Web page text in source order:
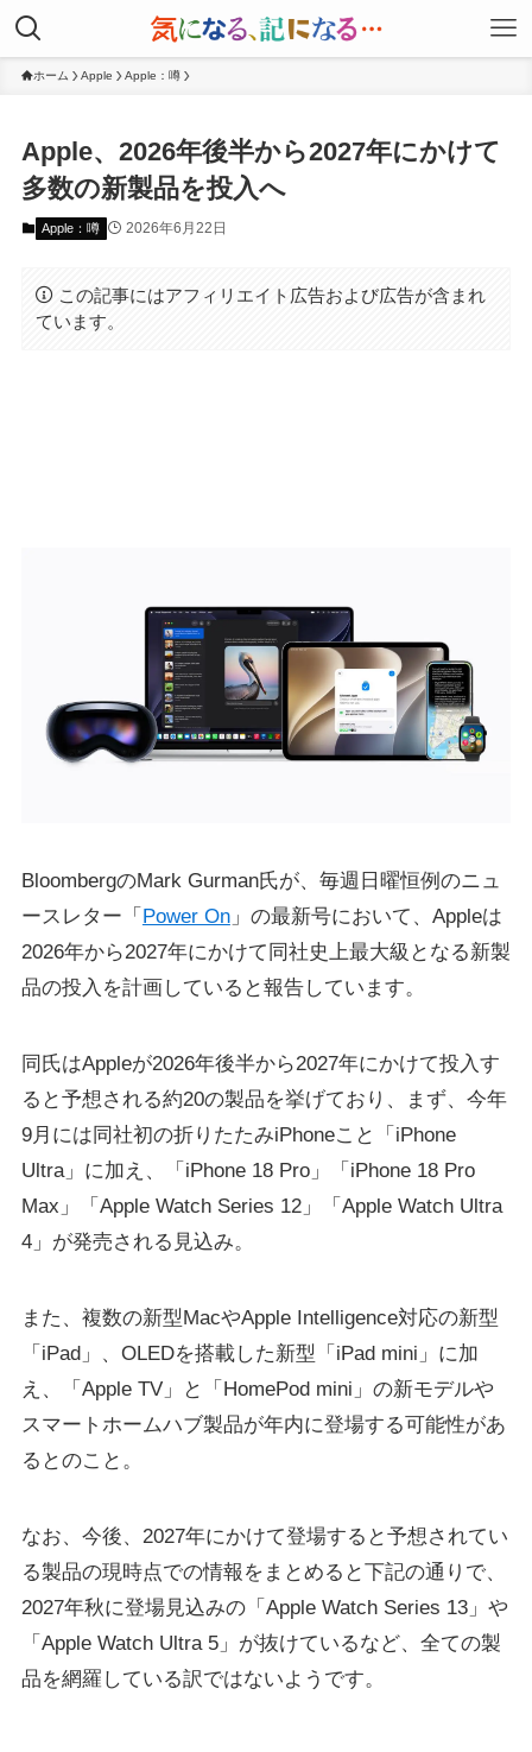
ホーム Apple Apple：噂
Apple、2026年後半から2027年にかけて
多数の新製品を投入へ
Apple：噂 2026年6月22日
この記事にはアフィリエイト広告および広告が含まれ
ています。
BloombergのMark Gurman氏が、毎週日曜恒例のニュ
ースレター「 Power On」の最新号において、Appleは
2026年から2027年にかけて同社史上最大級となる新製
品の投入を計画していると報告しています。
同氏はAppleが2026年後半から2027年にかけて投入す
ると予想される約20の製品を挙げており、まず、今年
9月には同社初の折りたたみiPhoneこと「iPhone
Ultra」に加え、「iPhone 18 Pro」「iPhone 18 Pro
Max」「Apple Watch Series 12」「Apple Watch Ultra
4」が発売される見込み。
また、複数の新型MacやApple Intelligence対応の新型
「iPad」、OLEDを搭載した新型「iPad mini」に加
え、「Apple TV」と「HomePod mini」の新モデルや
スマートホームハブ製品が年内に登場する可能性があ
るとのこと。
なお、今後、2027年にかけて登場すると予想されてい
る製品の現時点での情報をまとめると下記の通りで、
2027年秋に登場見込みの「Apple Watch Series 13」や
「Apple Watch Ultra 5」が抜けているなど、全ての製
品を網羅している訳ではないようです。